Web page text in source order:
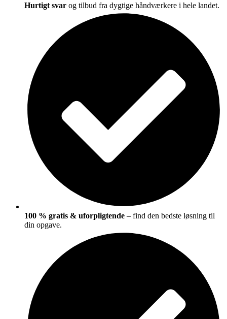
Hurtigt svar og tilbud fra dygtige håndværkere i hele landet.
100 % gratis & uforpligtende – find den bedste løsning til
din opgave.